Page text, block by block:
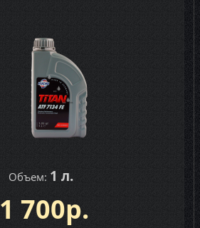
Объем: 1 л.
1 700р.